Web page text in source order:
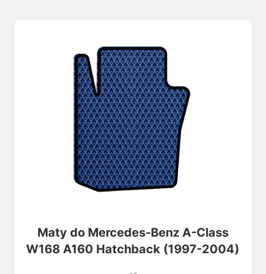
Maty do Mercedes-Benz A-Class
W168 A160 Hatchback (1997-2004)